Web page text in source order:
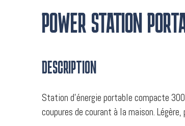
POWER STATION
DESCRIPTION
Station d’énergie portable compacte
coupures de courant à la maison.